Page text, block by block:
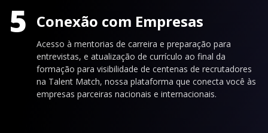
5 Conexão com Empresas
Acesso à mentorias de carreira e preparação para
entrevistas, e atualização de currículo ao final da
formação para visibilidade de centenas de recrutadores
na Talent Match, nossa plataforma que conecta você às
empresas parceiras nacionais e internacionais.